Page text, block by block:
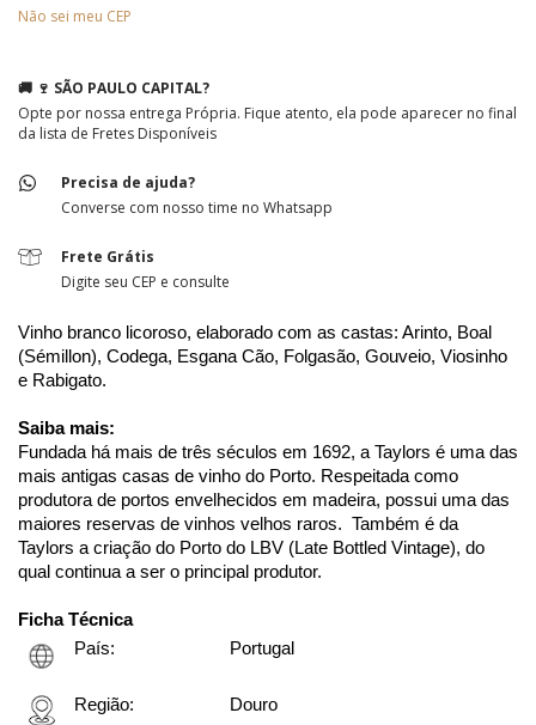
Não sei meu CEP
🚚 🍷 SÃO PAULO CAPITAL?
Opte por nossa entrega Própria. Fique atento, ela pode aparecer no final
da lista de Fretes Disponíveis
Precisa de ajuda?
Converse com nosso time no Whatsapp
Frete Grátis
Digite seu CEP e consulte
Vinho branco licoroso, elaborado com as castas: Arinto, Boal
(Sémillon), Codega, Esgana Cão, Folgasão, Gouveio, Viosinho
e Rabigato.
Saiba mais:
Fundada há mais de três séculos em 1692, a Taylors é uma das
mais antigas casas de vinho do Porto. Respeitada como
produtora de portos envelhecidos em madeira, possui uma das
maiores reservas de vinhos velhos raros.  Também é da
Taylors a criação do Porto do LBV (Late Bottled Vintage), do
qual continua a ser o principal produtor.
Ficha Técnica
País:
Portugal
Região: Douro